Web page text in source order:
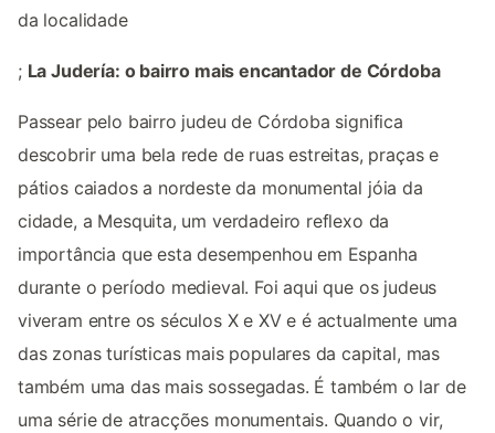
da localidade
; La Judería: o bairro mais encantador de Córdoba
Passear pelo bairro judeu de Córdoba significa
descobrir uma bela rede de ruas estreitas, praças e
pátios caiados a nordeste da monumental jóia da
cidade, a Mesquita, um verdadeiro reflexo da
importância que esta desempenhou em Espanha
durante o período medieval. Foi aqui que os judeus
viveram entre os séculos X e XV e é actualmente uma
das zonas turísticas mais populares da capital, mas
também uma das mais sossegadas. É também o lar de
uma série de atracções monumentais. Quando o vir,